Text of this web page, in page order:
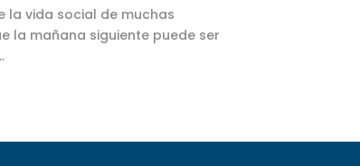
la vida social de muchas
la mañana siguiente puede ser